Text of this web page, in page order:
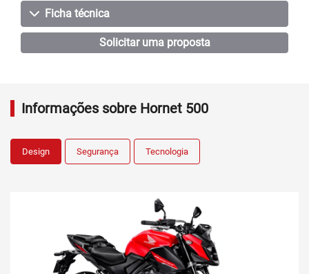
Ficha técnica
Solicitar uma proposta
Informações sobre Hornet 500
Design Segurança Tecnologia